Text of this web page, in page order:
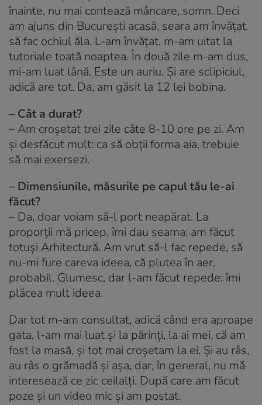
înainte, nu mai contează mâncare, somn. Deci
am ajuns din București acasă, seara am învățat
să fac ochiul ăla. L-am învățat, m-am uitat la
tutoriale toată noaptea. În două zile m-am dus,
mi-am luat lână. Este un auriu. Și are sclipiciul,
adică are tot. Da, am găsit la 12 lei bobina.
– Cât a durat?
–Am croșetat trei zile câte 8-10 ore pe zi. Am
și desfăcut mult: ca să obții forma aia, trebuie
să mai exersezi.
– Dimensiunile, măsurile pe capul tău le-ai
făcut?
– Da, doar voiam să-l port neapărat. La
proporții mă pricep, îmi dau seama: am făcut
totuși Arhitectură. Am vrut să-l fac repede, să
nu-mi fure careva ideea, că plutea în aer,
probabil. Glumesc, dar l-am făcut repede: îmi
plăcea mult ideea.
Dar tot m-am consultat, adică când era aproape
gata, l-am mai luat și la părinți, la ai mei, că am
fost la masă, și tot mai croșetam la ei. Și au râs,
au râs o grămadă și așa, dar, în general, nu mă
interesează ce zic ceilalți. După care am făcut
poze și un video mic și am postat.